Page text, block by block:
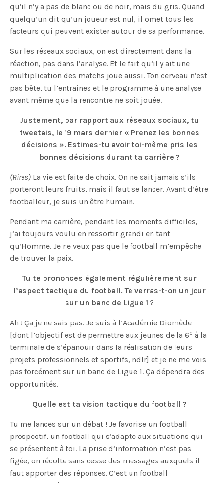
qu’il n’y a pas de blanc ou de noir, mais du gris. Quand
quelqu’un dit qu’un joueur est nul, il omet tous les
facteurs qui peuvent exister autour de sa performance.
Sur les réseaux sociaux, on est directement dans la
réaction, pas dans l’analyse. Et le fait qu’il y ait une
multiplication des matchs joue aussi. Ton cerveau n’est
pas bête, tu l’entraines et le programme à une analyse
avant même que la rencontre ne soit jouée.
Justement, par rapport aux réseaux sociaux, tu
tweetais, le 19 mars dernier « Prenez les bonnes
décisions ». Estimes-tu avoir toi-même pris les
bonnes décisions durant ta carrière ?
(Rires) La vie est faite de choix. On ne sait jamais s’ils
porteront leurs fruits, mais il faut se lancer. Avant d’être
footballeur, je suis un être humain.
Pendant ma carrière, pendant les moments difficiles,
j’ai toujours voulu en ressortir grandi en tant
qu’Homme. Je ne veux pas que le football m’empêche
de trouver la paix.
Tu te prononces également régulièrement sur
l’aspect tactique du football. Te verras-t-on un jour
sur un banc de Ligue 1 ?
Ah ! Ça je ne sais pas. Je suis à l’Académie Diomède
[dont l’objectif est de permettre aux jeunes de la 6e à la
terminale de s’épanouir dans la réalisation de leurs
projets professionnels et sportifs, ndlr] et je ne me vois
pas forcément sur un banc de Ligue 1. Ça dépendra des
opportunités.
Quelle est ta vision tactique du football ?
Tu me lances sur un débat ! Je favorise un football
prospectif, un football qui s’adapte aux situations qui
se présentent à toi. La prise d’information n’est pas
figée, on récolte sans cesse des messages auxquels il
faut apporter des réponses. C’est un football